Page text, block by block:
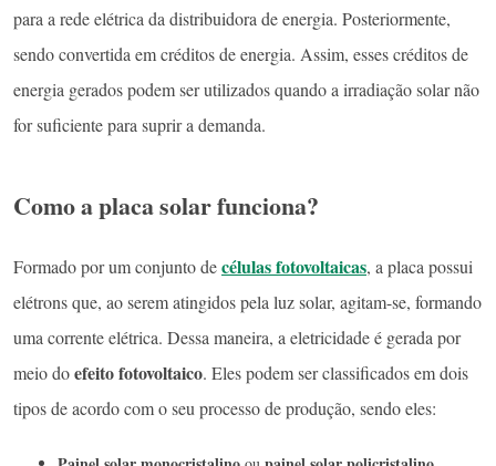
para a rede elétrica da distribuidora de energia. Posteriormente,
sendo convertida em créditos de energia. Assim, esses créditos de
energia gerados podem ser utilizados quando a irradiação solar não
for suficiente para suprir a demanda.
Como a placa solar funciona?
Formado por um conjunto decélulas fotovoltaicas, a placa possui
elétrons que, ao serem atingidos pela luz solar, agitam-se, formando
uma corrente elétrica. Dessa maneira, a eletricidade é gerada por
meio doefeito fotovoltaico. Eles podem ser classificados em dois
tipos de acordo com o seu processo de produção, sendo eles: